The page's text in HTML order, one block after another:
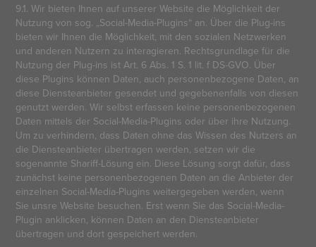
9.1. Wir bieten Ihnen auf unserer Website die Möglichkeit der
Nutzung von sog. „Social-Media-Plugins“ an. Über die Plug-ins
bieten wir Ihnen die Möglichkeit, mit den sozialen Netzwerken
und anderen Nutzern zu interagieren. Rechtsgrundlage für die
Nutzung der Plug-ins ist Art. 6 Abs. 1 S. 1 lit. f DS-GVO. Über
diese Plugins können Daten, auch personenbezogene Daten, an
diese Diensteanbieter gesendet und gegebenenfalls von diesen
genutzt werden. Wir selbst erfassen keine personenbezogenen
Daten mittels der Social-Media-Plugins oder über ihre Nutzung.
Um zu verhindern, dass Daten ohne das Wissen des Nutzers an
die Diensteanbieter übertragen werden, setzen wir die
sogenannte Shariff-Lösung ein. Diese Lösung sorgt dafür, dass
zunächst keine personenbezogenen Daten an die Anbieter der
einzelnen Social-Media-Plugins weitergegeben werden, wenn
Sie unsre Website besuchen. Erst wenn Sie das Social-Media-
Plugin anklicken, können Daten an den Diensteanbieter
übertragen und dort gespeichert werden.